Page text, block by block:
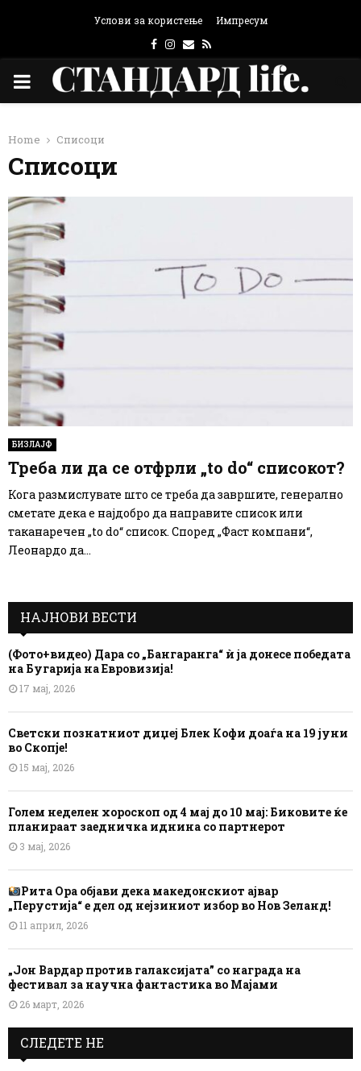
Услови за користење Импресум
Facebook
Instagram
Email
Rss
PRIMARY
Home Списоци
Списоци
БИЗЛАЈФ
Треба ли да се отфрли „to do“ списокот?
Кога размислувате што се треба да завршите, генерално
сметате дека е најдобро да направите список или
таканаречен „to do“ список. Според „Фаст компани“, ​​
Леонардо да...
НАЈНОВИ ВЕСТИ
(Фото+видео) Дара со „Бангаранга“ ѝ ја донесе победата
на Бугарија на Евровизија!
17 мај, 2026
Светски познатниот диџеј Блек Кофи доаѓа на 19 јуни
во Скопје!
15 мај, 2026
Голем неделен хороскоп од 4 мај до 10 мај: Биковите ќе
планираат заедничка иднина со партнерот
3 мај, 2026
Рита Ора објави дека македонскиот ајвар
„Перустија“ е дел од нејзиниот избор во Нов Зеланд!
11 април, 2026
„Јон Вардар против галаксијата” со награда на
фестивал за научна фантастика во Мајами
26 март, 2026
СЛЕДЕТЕ НЕ